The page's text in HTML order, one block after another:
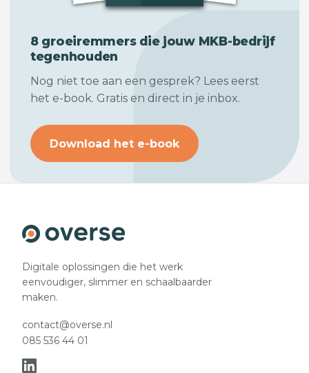
8 groeiremmers die jouw MKB-bedrijf
tegenhouden
Nog niet toe aan een gesprek? Lees eerst
het e-book. Gratis en direct in je inbox.
Download het e-book
Digitale oplossingen die het werk
eenvoudiger, slimmer en schaalbaarder
maken.
contact@overse.nl
085 536 44 01